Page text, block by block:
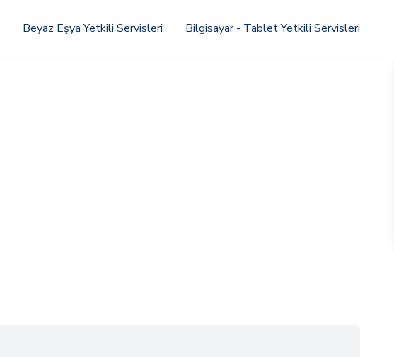
Beyaz Eşya Yetkili Servisleri Bilgisayar - Tablet Yetkili Servisleri